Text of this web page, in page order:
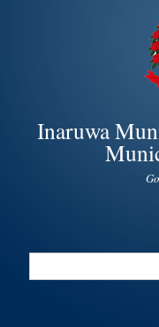
Inaruwa
Search